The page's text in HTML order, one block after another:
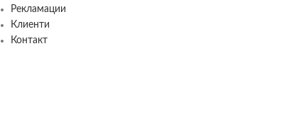
Рекламации
Клиенти
Контакт